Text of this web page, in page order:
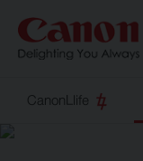
CanonLlife